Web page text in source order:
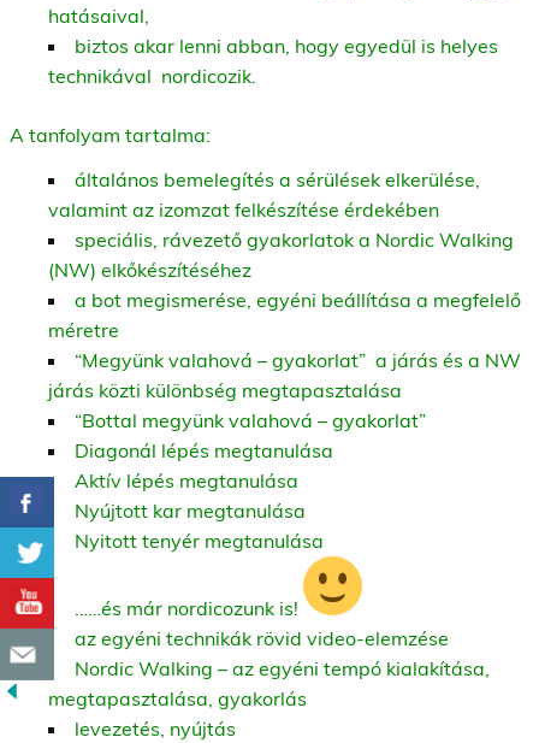
hatásaival,
biztos akar lenni abban, hogy egyedül is helyes
technikával nordicozik.
A tanfolyam tartalma:
általános bemelegítés a sérülések elkerülése,
valamint az izomzat felkészítése érdekében
speciális, rávezető gyakorlatok a Nordic Walking
(NW) elkőkészítéséhez
a bot megismerése, egyéni beállítása a megfelelő
méretre
“Megyünk valahová – gyakorlat” a járás és a NW
járás közti különbség megtapasztalása
“Bottal megyünk valahová – gyakorlat”
Diagonál lépés megtanulása
Aktív lépés megtanulása
Nyújtott kar megtanulása
Nyitott tenyér megtanulása
……és már nordicozunk is!
az egyéni technikák rövid video-elemzése
Nordic Walking – az egyéni tempó kialakítása,
megtapasztalása, gyakorlás
levezetés, nyújtás